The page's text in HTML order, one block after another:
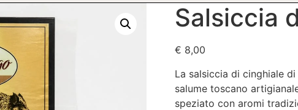
Salsiccia
€ 8,00
La salsiccia di cinghiale di
salume toscano
speziato con aromi